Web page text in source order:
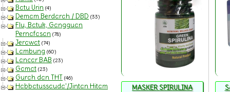
Batu Urin (4)
Demam Berdarah / DBD (33)
Flu, Batuk, Gangguan
Pernafasan (78)
Jerawat (74)
Lambung (60)
Lancar BAB (23)
Gamat (23)
Gurah dan THT (46)
Habbatussauda'/Jintan Hitam
MASKER SPIRULINA